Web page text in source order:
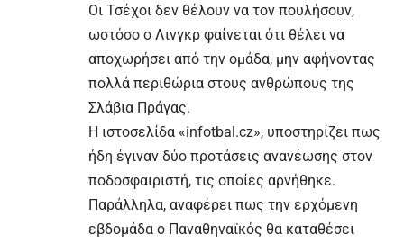
Οι Τσέχοι δεν θέλουν να τον πουλήσουν,
ωστόσο ο Λινγκρ φαίνεται ότι θέλει να
αποχωρήσει από την ομάδα, μην αφήνοντας
πολλά περιθώρια στους ανθρώπους της
Σλάβια Πράγας.
Η ιστοσελίδα «infotbal.cz», υποστηρίζει πως
ήδη έγιναν δύο προτάσεις ανανέωσης στον
ποδοσφαιριστή, τις οποίες αρνήθηκε.
Παράλληλα, αναφέρει πως την ερχόμενη
εβδομάδα ο Παναθηναϊκός θα καταθέσει